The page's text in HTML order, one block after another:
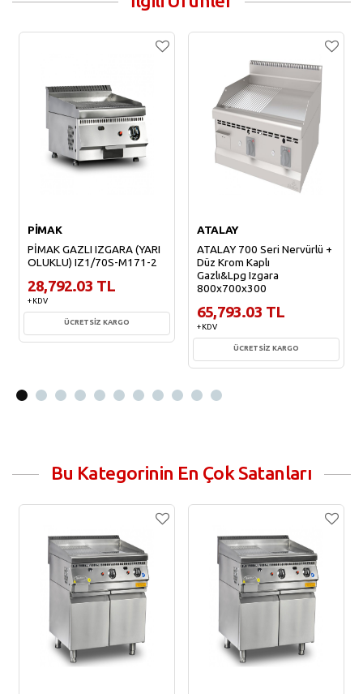
PİMAK
PİMAK GAZLI IZGARA (YARI
OLUKLU) IZ1/70S-M171-2
28,792.03 TL
+ KDV
ÜCRETSİZ KARGO
ATALAY
ATALAY 700 Seri Nervürlü +
Düz Krom Kaplı
Gazlı&Lpg Izgara
800x700x300
65,793.03 TL
+ KDV
ÜCRETSİZ KARGO
Bu Kategorinin En Çok Satanları